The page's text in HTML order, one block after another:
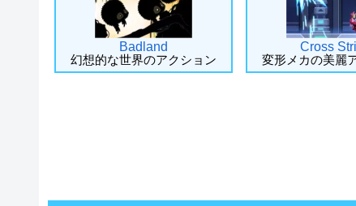
Badland
幻想的な世界のアクション
Cross
変形メカの美麗